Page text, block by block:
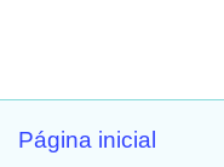
Página inicial